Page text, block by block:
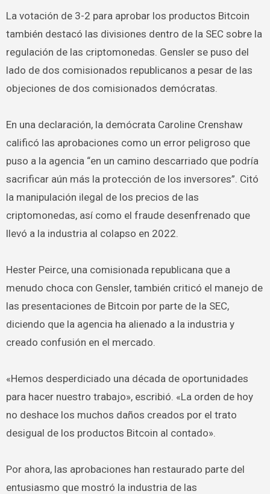
La votación de 3-2 para aprobar los productos Bitcoin
también destacó las divisiones dentro de la SEC sobre la
regulación de las criptomonedas. Gensler se puso del
lado de dos comisionados republicanos a pesar de las
objeciones de dos comisionados demócratas.
En una declaración, la demócrata Caroline Crenshaw
calificó las aprobaciones como un error peligroso que
puso a la agencia “en un camino descarriado que podría
sacrificar aún más la protección de los inversores”. Citó
la manipulación ilegal de los precios de las
criptomonedas, así como el fraude desenfrenado que
llevó a la industria al colapso en 2022.
Hester Peirce, una comisionada republicana que a
menudo choca con Gensler, también criticó el manejo de
las presentaciones de Bitcoin por parte de la SEC,
diciendo que la agencia ha alienado a la industria y
creado confusión en el mercado.
«Hemos desperdiciado una década de oportunidades
para hacer nuestro trabajo», escribió. «La orden de hoy
no deshace los muchos daños creados por el trato
desigual de los productos Bitcoin al contado».
Por ahora, las aprobaciones han restaurado parte del
entusiasmo que mostró la industria de las